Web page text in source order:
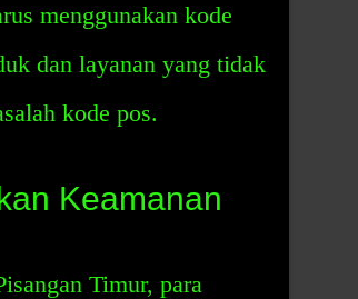
menggunakan kode
dan layanan yang tidak
kode pos.
Keamanan
Timur, para